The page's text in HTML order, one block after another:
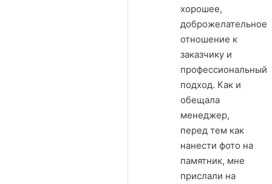
хорошее,
доброжелательное
отношение к
заказчику и
профессиональный
подход. Как и
обещала
менеджер,
перед тем как
нанести фото на
памятник, мне
прислали на